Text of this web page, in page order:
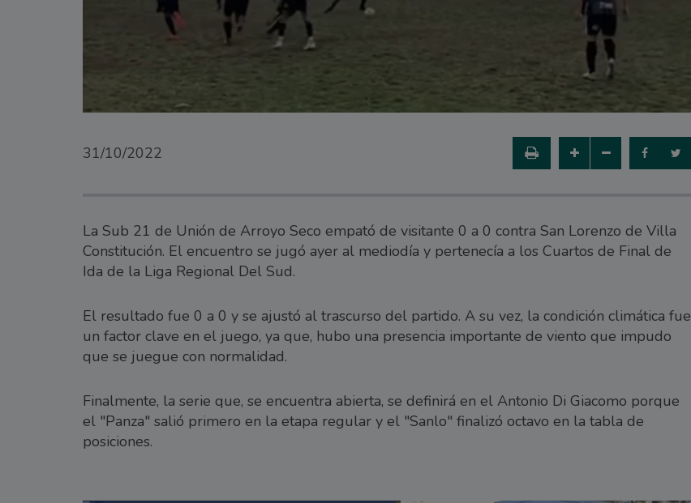
31/10/2022
La Sub 21 de Unión de Arroyo Seco empató de visitante 0 a 0 contra San Lorenzo de Villa
Constitución. El encuentro se jugó ayer al mediodía y pertenecía a los Cuartos de Final de
Ida de la Liga Regional Del Sud.
El resultado fue 0 a 0 y se ajustó al trascurso del partido. A su vez, la condición climática fue
un factor clave en el juego, ya que, hubo una presencia importante de viento que impudo
que se juegue con normalidad.
Finalmente, la serie que, se encuentra abierta, se definirá en el Antonio Di Giacomo porque
el "Panza" salió primero en la etapa regular y el "Sanlo" finalizó octavo en la tabla de
posiciones.